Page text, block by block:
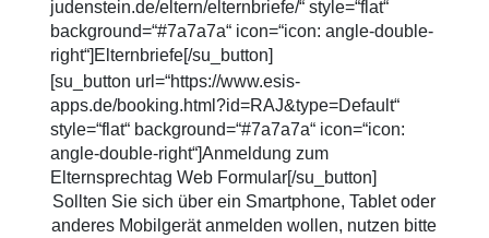
judenstein.de/eltern/elternbriefe/“ style=“flat“
background=“#7a7a7a“ icon=“icon: angle-double-
right“]Elternbriefe[/su_button]
[su_button url=“https://www.esis-
apps.de/booking.html?id=RAJ&type=Default“
style=“flat“ background=“#7a7a7a“ icon=“icon:
angle-double-right“]Anmeldung zum
Elternsprechtag Web Formular[/su_button]
Sollten Sie sich über ein Smartphone, Tablet oder
anderes Mobilgerät anmelden wollen, nutzen bitte